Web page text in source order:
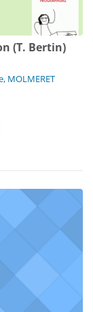
(T. Bertin)
, MOLMERET